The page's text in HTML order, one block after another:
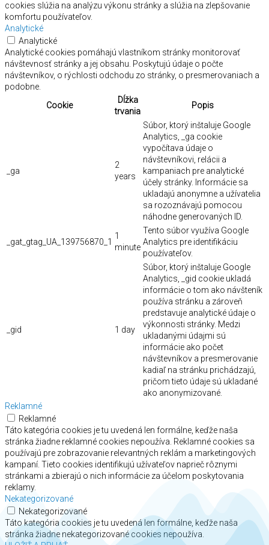
cookies slúžia na analýzu výkonu stránky a slúžia na zlepšovanie
komfortu používateľov.
Analytické
Analytické
Analytické cookies pomáhajú vlastníkom stránky monitorovať
návštevnosť stránky a jej obsahu. Poskytujú údaje o počte
návštevníkov, o rýchlosti odchodu zo stránky, o presmerovaniach a
podobne.
Cookie
Dĺžka
trvania
Popis
_ga
2
years
Súbor, ktorý inštaluje Google
Analytics, _ga cookie
vypočítava údaje o
návštevníkovi, relácii a
kampaniach pre analytické
účely stránky. Informácie sa
ukladajú anonymne a užívatelia
sa rozoznávajú pomocou
náhodne generovaných ID.
_gat_gtag_UA_139756870_1
1
minute
Tento súbor využíva Google
Analytics pre identifikáciu
používateľov.
_gid 1 day
Súbor, ktorý inštaluje Google
Analytics, _gid cookie ukladá
informácie o tom ako návšteník
používa stránku a zároveň
predstavuje analytické údaje o
výkonnosti stránky. Medzi
ukladanými údajmi sú
informácie ako počet
návštevníkov a presmerovanie
kadiaľ na stránku prichádzajú,
pričom tieto údaje sú ukladané
ako anonymizované.
Reklamné
Reklamné
Táto kategória cookies je tu uvedená len formálne, keďže naša
stránka žiadne reklamné cookies nepoužíva. Reklamné cookies sa
používajú pre zobrazovanie relevantných reklám a marketingových
kampaní. Tieto cookies identifikujú užívateľov naprieč rôznymi
stránkami a zbierajú o nich informácie za účelom poskytovania
reklamy.
Nekategorizované
Nekategorizované
Táto kategória cookies je tu uvedená len formálne, keďže naša
stránka žiadne nekategorizované cookies nepoužíva.